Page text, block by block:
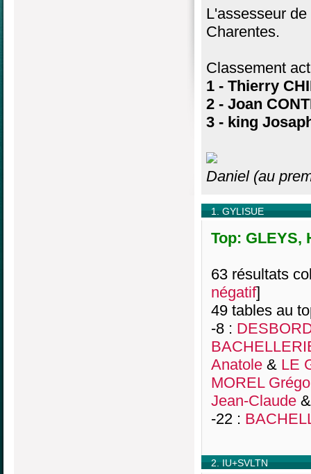
L'assesseur
Charentes.
Classement
1 - Thierry
2 - Joan
3 - king
Daniel (au
1. GYLISUE
Top: GLEYS,
63 résultats
négatif]
49 tables au
-8 :
Anatole & LE
MOREL
Jean-Claude
-22 :
2. IU+SVLTN